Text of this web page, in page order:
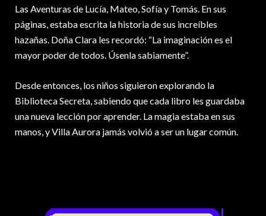
Las Aventuras de Lucía, Mateo, Sofía y Tomás. En sus
páginas, estaba escrita la historia de sus increíbles
hazañas. Doña Clara les recordó: “La imaginación es el
mayor poder de todos. Úsenla sabiamente”.
Desde entonces, los niños siguieron explorando la
Biblioteca Secreta, sabiendo que cada libro les guardaba
una nueva lección por aprender. La magia estaba en sus
manos, y Villa Aurora jamás volvió a ser un lugar común.